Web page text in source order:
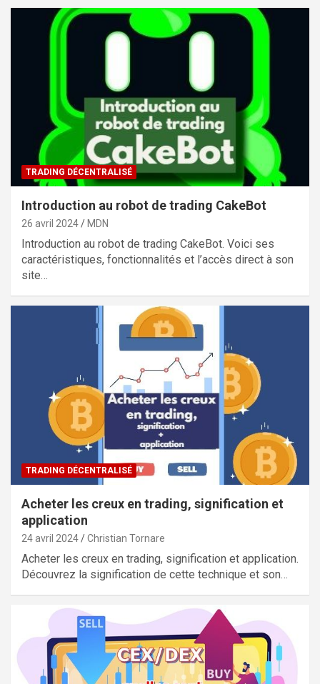
TRADING DÉCENTRALISÉ
Introduction au robot de trading CakeBot
26 avril 2024 MDN
Introduction au robot de trading CakeBot. Voici ses
caractéristiques, fonctionnalités et l’accès direct à son
site…
TRADING DÉCENTRALISÉ
Acheter les creux en trading, signification et
application
24 avril 2024 Christian Tornare
Acheter les creux en trading, signification et application.
Découvrez la signification de cette technique et son…